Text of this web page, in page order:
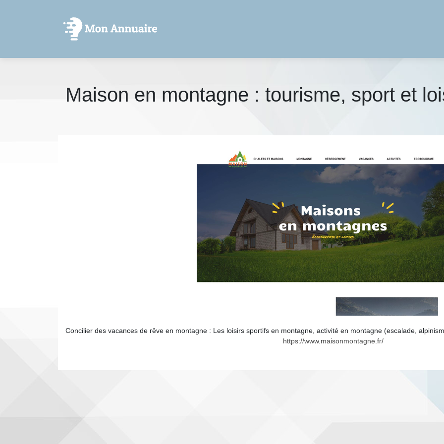
Maison en montagne : tourisme, sport et
Concilier des vacances de rêve en montagne : Les loisirs sportifs en montagne, activité en montagne (escalade,
https://www.maisonmontagne.fr/